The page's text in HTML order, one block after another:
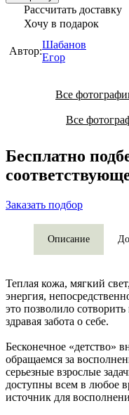
Рассчитать доставку
Хочу в подарок
Автор:
Шабанов
Егор
Все
Все
Бесплатно
Заказать подбор
Описание
Теплая кожа, мягкий
энергия,
это позволило
здравая забота о себе.
Бесконечное «детство»
обращаемся за
серьезные взрослые
доступны всем в любое
источник для